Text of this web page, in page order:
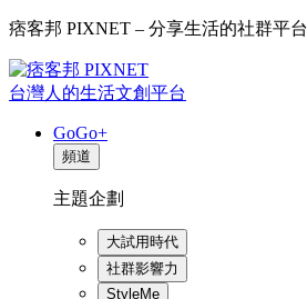
痞客邦 PIXNET – 分享生活的社群平台
台灣人的生活文創平台
GoGo+
頻道
主題企劃
大試用時代
社群影響力
StyleMe